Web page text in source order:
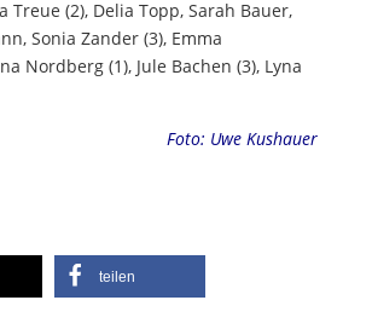
Treue (2), Delia Topp, Sarah Bauer,
Sonia Zander (3), Emma
Nordberg (1), Jule Bachen (3), Lyna
Foto: Uwe Kushauer
teilen